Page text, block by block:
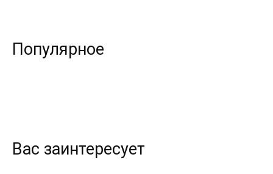
Популярное
Вас заинтересует